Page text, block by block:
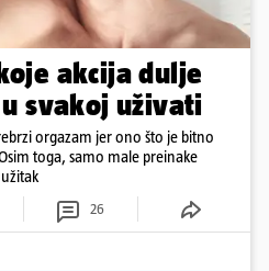
akcija dulje
svakoj uživati
orgazam jer ono što je bitno
toga, samo male preinake
26